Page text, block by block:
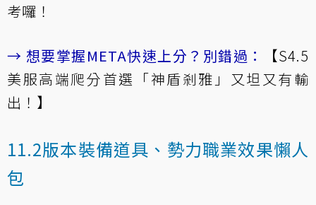
考囉！
→ 想要掌握META快速上分？ 別錯過：
【S4.5
美服高端爬分首選「神盾剎雅」又坦又有輸
出！】
11.2版本裝備道具、勢力職業效果懶人
包